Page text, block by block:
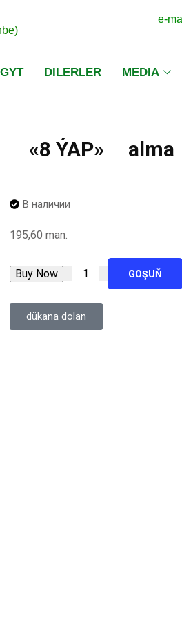
e-
DILERLER MEDIA
«8 ÝAP» alma
В наличии
195,60 man.
Buy Now GOŞUŇ
dükana dolan